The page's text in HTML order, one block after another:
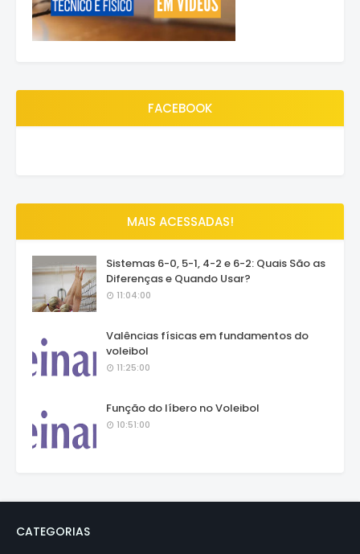
FACEBOOK
MAIS ACESSADAS!
Sistemas 6-0, 5-1, 4-2 e 6-2: Quais São as
Diferenças e Quando Usar?
11:04:00
Valências físicas em fundamentos do
voleibol
11:25:00
Função do líbero no Voleibol
10:51:00
CATEGORIAS